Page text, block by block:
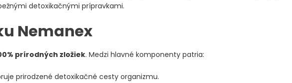
detoxikačnými prípravkami.
Nemanex
prírodných zložiek. Medzi hlavné komponenty patria:
prirodzené detoxikačné cesty organizmu.